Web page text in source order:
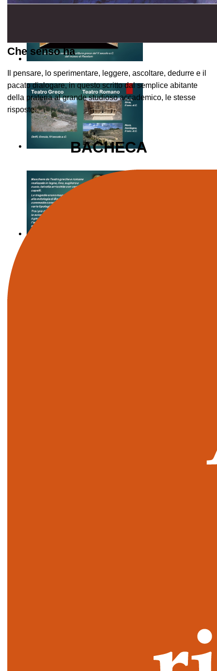
Che senso ha
Il pensare, lo sperimentare, leggere, ascoltare, dedurre e il
pacato dialogare, in questo scritto dal semplice abitante
della prateria al grande studioso accademico, le stesse
risposte.
BACHECA